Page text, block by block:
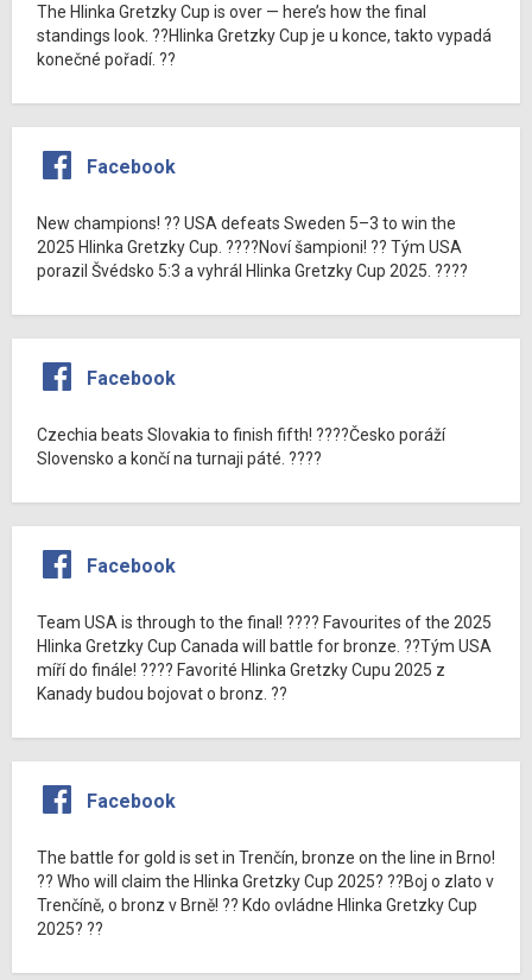
The Hlinka Gretzky Cup is over — here’s how the final
standings look. ??Hlinka Gretzky Cup je u konce, takto vypadá
konečné pořadí. ??
Facebook
New champions! ?? USA defeats Sweden 5–3 to win the
2025 Hlinka Gretzky Cup. ????Noví šampioni! ?? Tým USA
porazil Švédsko 5:3 a vyhrál Hlinka Gretzky Cup 2025. ????
Facebook
Czechia beats Slovakia to finish fifth! ????Česko poráží
Slovensko a končí na turnaji páté. ????
Facebook
Team USA is through to the final! ???? Favourites of the 2025
Hlinka Gretzky Cup Canada will battle for bronze. ??Tým USA
míří do finále! ???? Favorité Hlinka Gretzky Cupu 2025 z
Kanady budou bojovat o bronz. ??
Facebook
The battle for gold is set in Trenčín, bronze on the line in Brno!
?? Who will claim the Hlinka Gretzky Cup 2025? ??Boj o zlato v
Trenčíně, o bronz v Brně! ?? Kdo ovládne Hlinka Gretzky Cup
2025? ??